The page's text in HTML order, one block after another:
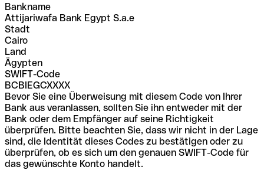
Bankname
Attijariwafa Bank Egypt S.a.e
Stadt
Cairo
Land
Ägypten
SWIFT-Code
BCBIEGCXXXX
Bevor Sie eine Überweisung mit diesem Code von Ihrer
Bank aus veranlassen, sollten Sie ihn entweder mit der
Bank oder dem Empfänger auf seine Richtigkeit
überprüfen. Bitte beachten Sie, dass wir nicht in der Lage
sind, die Identität dieses Codes zu bestätigen oder zu
überprüfen, ob es sich um den genauen SWIFT-Code für
das gewünschte Konto handelt.